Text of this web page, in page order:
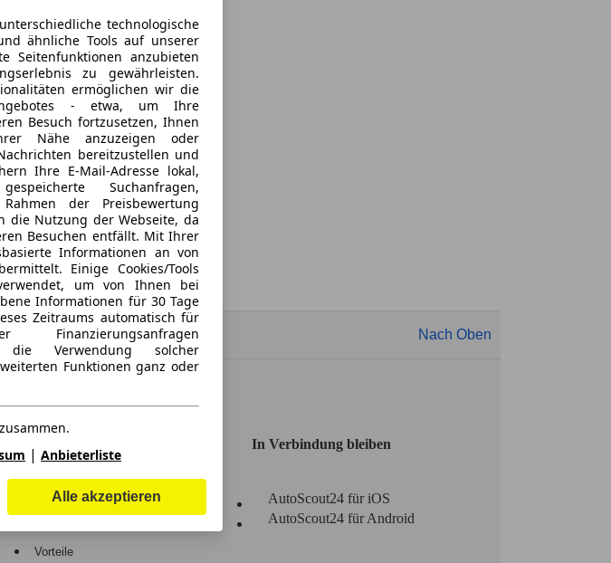
Nach Oben
Anmelden
Vorteile
In Verbindung bleiben
AutoScout24 für iOS
AutoScout24 für Android
technologische
ähnliche Tools auf unserer
Seitenfunktionen anzubieten
zu gewährleisten.
ermöglichen wir die
- etwa, um Ihre
Besuch fortzusetzen, Ihnen
Nähe anzuzeigen oder
bereitzustellen und
Ihre E-Mail-Adresse lokal,
Suchanfragen,
der Preisbewertung
die Nutzung der Webseite, da
Besuchen entfällt. Mit Ihrer
Informationen an von
Einige Cookies/Tools
um von Ihnen bei
Informationen für 30 Tage
Zeitraums automatisch für
die Verwendung solcher
Funktionen ganz oder
| Anbieterliste
Alle akzeptieren